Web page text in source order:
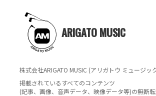
ARIGATO MUSIC
株式会社ARIGATO MUSIC (アリガトウ ミュージッ
掲載されているすべてのコンテンツ
(記事、画像、音声データ、映像データ等)の無断転